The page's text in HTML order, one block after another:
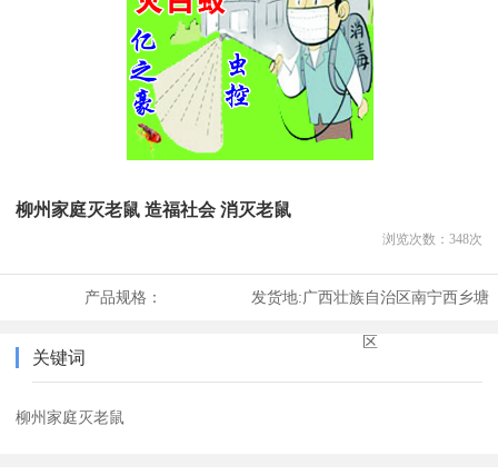
柳州家庭灭老鼠 造福社会 消灭老鼠
浏览次数： 348次
产品规格： 发货地:广西壮族自治区南宁西乡塘
区
关键词
柳州家庭灭老鼠